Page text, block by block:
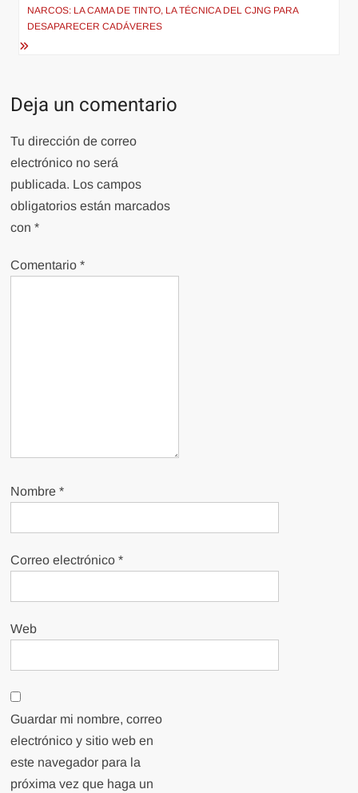
NARCOS: LA CAMA DE TINTO, LA TÉCNICA DEL CJNG PARA
DESAPARECER CADÁVERES
Deja un comentario
Tu dirección de correo
electrónico no será
publicada. Los campos
obligatorios están marcados
con*
Comentario*
Nombre*
Correo electrónico*
Web
Guardar mi nombre, correo
electrónico y sitio web en
este navegador para la
próxima vez que haga un